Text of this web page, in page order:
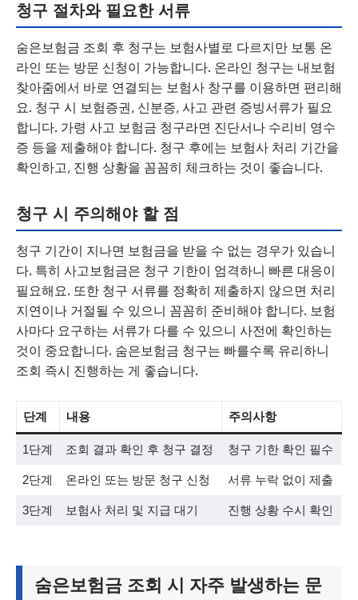
청구 절차와 필요한 서류
숨은보험금 조회 후 청구는 보험사별로 다르지만 보통 온
라인 또는 방문 신청이 가능합니다. 온라인 청구는 내보험
찾아줌에서 바로 연결되는 보험사 창구를 이용하면 편리해
요. 청구 시 보험증권, 신분증, 사고 관련 증빙서류가 필요
합니다. 가령 사고 보험금 청구라면 진단서나 수리비 영수
증 등을 제출해야 합니다. 청구 후에는 보험사 처리 기간을
확인하고, 진행 상황을 꼼꼼히 체크하는 것이 좋습니다.
청구 시 주의해야 할 점
청구 기간이 지나면 보험금을 받을 수 없는 경우가 있습니
다. 특히 사고보험금은 청구 기한이 엄격하니 빠른 대응이
필요해요. 또한 청구 서류를 정확히 제출하지 않으면 처리
지연이나 거절될 수 있으니 꼼꼼히 준비해야 합니다. 보험
사마다 요구하는 서류가 다를 수 있으니 사전에 확인하는
것이 중요합니다. 숨은보험금 청구는 빠를수록 유리하니
조회 즉시 진행하는 게 좋습니다.
단계 내용 주의사항
1단계 조회 결과 확인 후 청구 결정 청구 기한 확인 필수
2단계 온라인 또는 방문 청구 신청 서류 누락 없이 제출
3단계 보험사 처리 및 지급 대기 진행 상황 수시 확인
숨은보험금 조회 시 자주 발생하는 문